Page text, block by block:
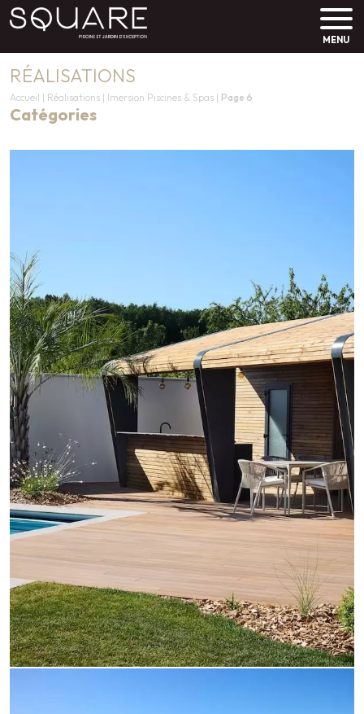
MENU
RÉALISATIONS
Accueil | Réalisations | Imersion Piscines & Spas | Page 6
Catégories